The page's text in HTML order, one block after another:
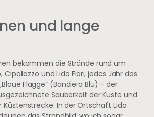
und lange
bekommen die Strände rund um
Cipollazzo und Lido Fiori, jedes Jahr das
Flagge“ (Bandiera Blu) – der
Sauberkeit der Küste und
Küstenstrecke. In der Ortschaft Lido